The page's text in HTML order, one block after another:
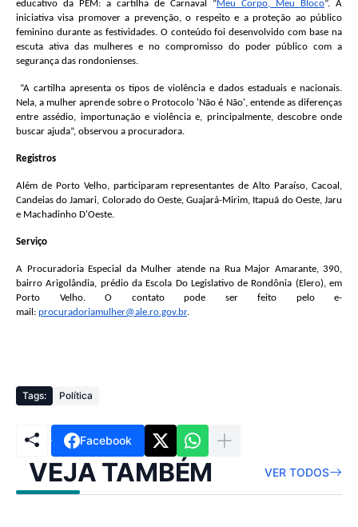
educativo da PEM: a cartilha de Carnaval “Meu Corpo, Meu Bloco”. A
iniciativa visa promover a prevenção, o respeito e a proteção ao público
feminino durante as festividades. O conteúdo foi desenvolvido com base na
escuta ativa das mulheres e no compromisso do poder público com a
segurança das rondonienses.
“A cartilha apresenta os tipos de violência e dados estaduais e nacionais.
Nela, a mulher aprende sobre o Protocolo 'Não é Não', entende as diferenças
entre assédio, importunação e violência e, principalmente, descobre onde
buscar ajuda”, observou a procuradora.
Registros
Além de Porto Velho, participaram representantes de Alto Paraíso, Cacoal,
Candeias do Jamari, Colorado do Oeste, Guajará-Mirim, Itapuã do Oeste, Jaru
e Machadinho D'Oeste.
Serviço
A Procuradoria Especial da Mulher atende na Rua Major Amarante, 390,
bairro Arigolândia, prédio da Escola Do Legislativo de Rondônia (Elero), em
Porto Velho. O contato pode ser feito pelo e-
mail: procuradoriamulher@ale.ro.gov.br.
Tags: Política
Facebook
VEJA TAMBÉM VER TODOS